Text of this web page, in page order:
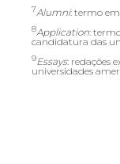
7Alumni: termo
8Application:
candidatura das
9Essays: redações
universidades